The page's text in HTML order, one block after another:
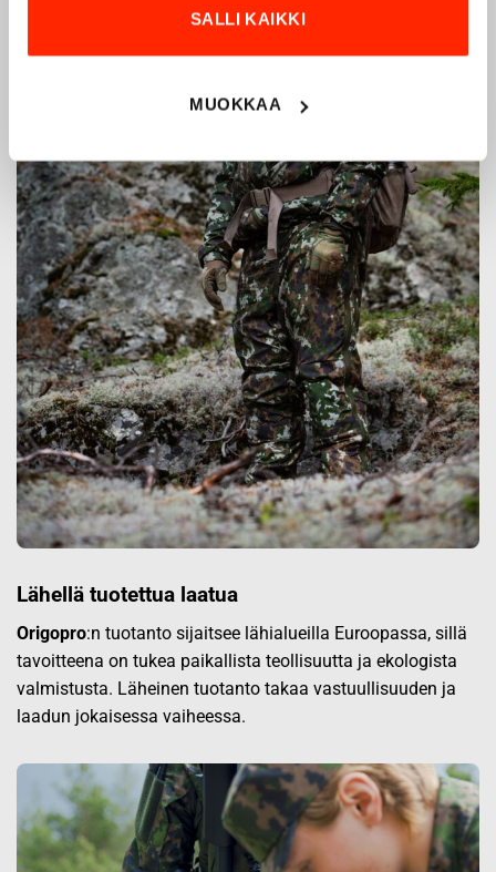
SALLI KAIKKI
MUOKKAA
Lähellä tuotettua laatua
Origopro:n tuotanto sijaitsee lähialueilla Euroopassa, sillä
tavoitteena on tukea paikallista teollisuutta ja ekologista
valmistusta. Läheinen tuotanto takaa vastuullisuuden ja
laadun jokaisessa vaiheessa.